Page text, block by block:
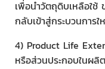
เพื่อนำวัตถุดิบเหลือใ
กลับเข้าสู่กระบวนการ
4) Product Life
หรือส่วนประกอบในผลิ